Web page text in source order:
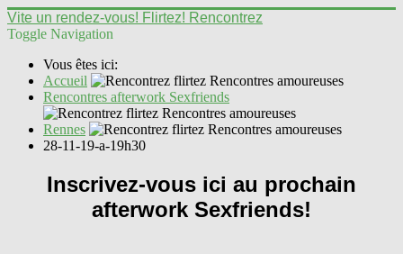
Vite un rendez-vous! Flirtez! Rencontrez
Toggle Navigation
Vous êtes ici:
Accueil
Rencontres afterwork Sexfriends
Rennes
28-11-19-a-19h30
Inscrivez-vous ici au prochain
afterwork Sexfriends!